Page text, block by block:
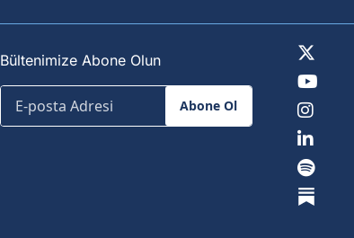
Bültenimize Abone Olun
Abone Ol